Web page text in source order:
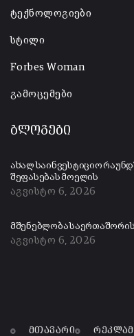
ტექნოლოგიები
სტილი
Forbes Woman
გამოცემები
ბლოგები
ახალ საინვესტიციო
შეფასებას მოელის
აგვისტო 6, 2026
მშენებლობა
აგვისტო 6, 2026
მთავარი